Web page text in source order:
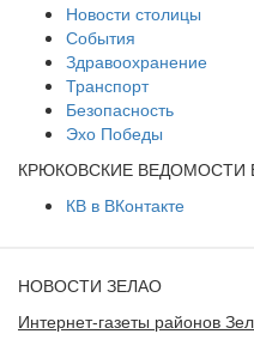
Новости столицы
События
Здравоохранение
Транспорт
Безопасность
Эхо Победы
КРЮКОВСКИЕ ВЕДОМОСТИ
КВ в ВКонтакте
НОВОСТИ ЗЕЛАО
Интернет-газеты районов